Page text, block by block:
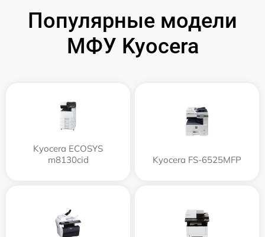
Популярные модели
МФУ Kyocera
Kyocera ECOSYS
m8130cid
Kyocera FS-6525MFP